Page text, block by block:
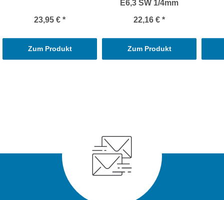
23,95 € *
Zum Produkt
E6,3 SW 1/4mm
22,16 € *
Zum Produkt